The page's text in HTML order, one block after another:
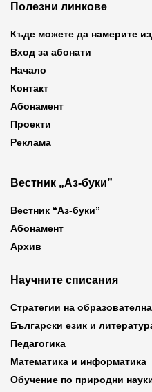
Полезни линкове
Къде можете да намерите
Вход за абонати
Начало
Контакт
Абонамент
Проекти
Реклама
Вестник „Аз-буки”
Вестник “Аз-буки”
Абонамент
Архив
Научните списания
Стратегии на
Български език и
Педагогика
Математика и информатика
Обучение по природни